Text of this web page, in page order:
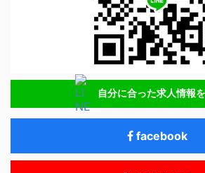
自分に合った求人情報
facebook